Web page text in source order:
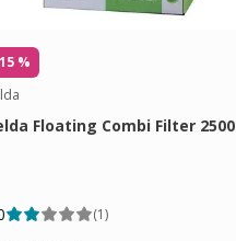
%
Floating Combi Filter 2500
(1)